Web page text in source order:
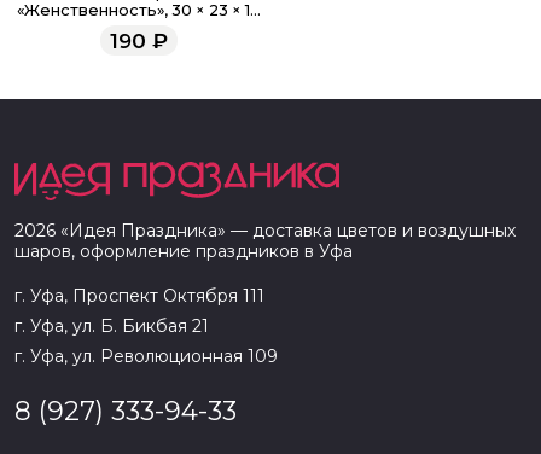
«Женственность», 30 × 23 × 10
190 ₽
2026 «Идея Праздника» — доставка цветов и воздушных
шаров, оформление праздников в Уфа
г. Уфа, Проспект Октября 111
г. Уфа, ул. Б. Бикбая 21
г. Уфа, ул. Революционная 109
8 (927) 333-94-33